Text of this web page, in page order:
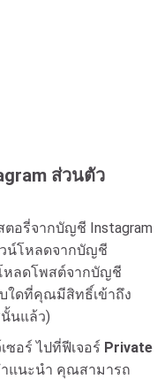
ส่วนตัว
อรี่จากบัญชี Instagram
วน์โหลดจากบัญชี
หลดโพสต์จากบัญชี
บใดที่คุณมีสิทธิ์เข้าถึง
นแล้ว)
ซอร์ ไปที่ฟีเจอร์ Private
แนะนำ คุณสามารถ